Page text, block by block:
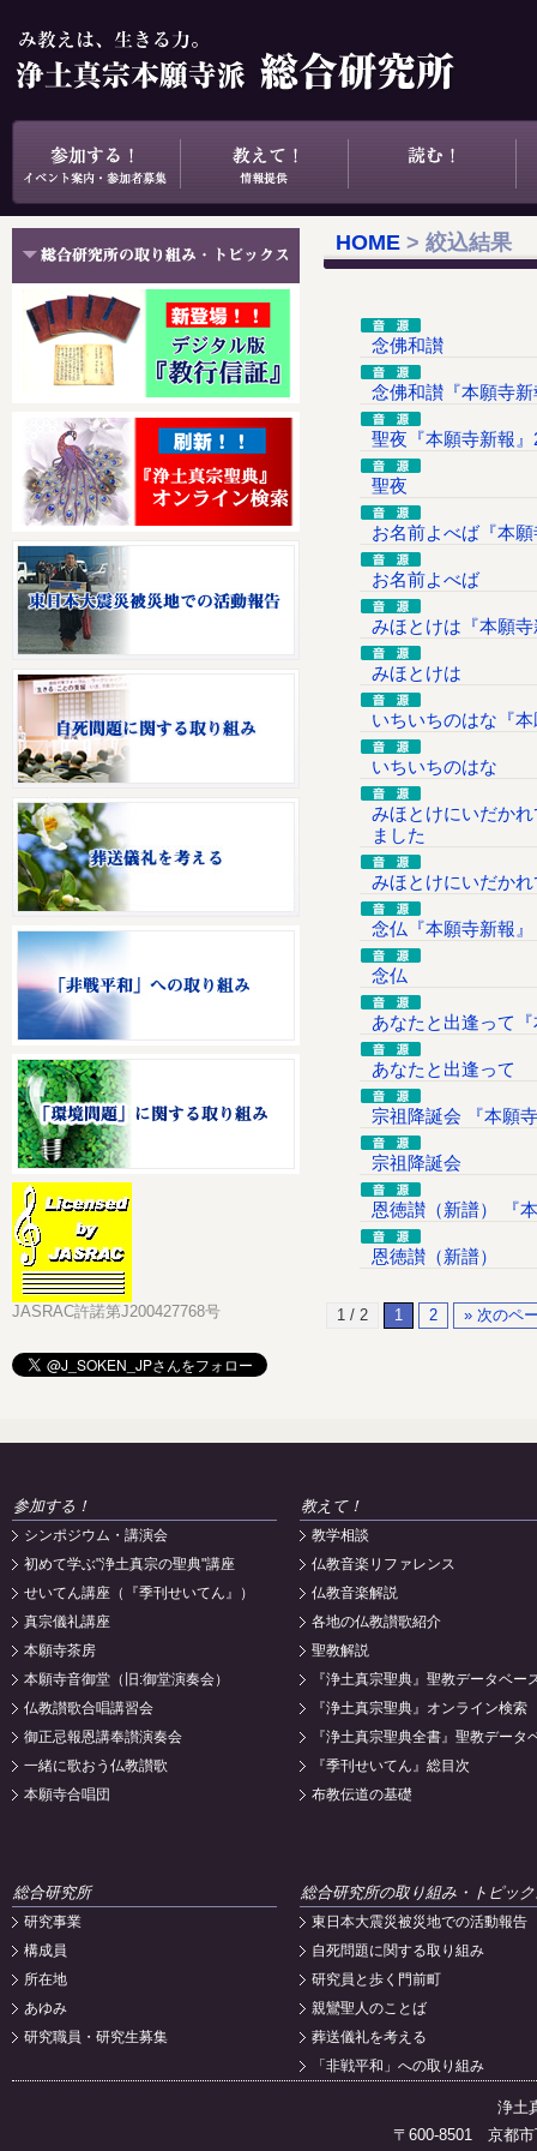
HOME > 絞込結果
念佛和讃
念佛和讃『本願寺
聖夜『本願寺新報
聖夜
お名前よべば『本
お名前よべば
みほとけは『本願
みほとけは
いちいちのはな『
いちいちのはな
みほとけにいだか
ました
みほとけにいだかれ
念仏『本願寺新報
念仏
あなたと出逢って
あなたと出逢って
宗祖降誕会 『本願
宗祖降誕会
恩徳讃（新譜） 『
恩徳讃（新譜）
1 / 2 1 2 » 次のペ
JASRAC許諾第J200427768号
参加する！
シンポジウム・講演会
初めて学ぶ"浄土真宗の聖典"講座
せいてん講座（『季刊せいてん』）
真宗儀礼講座
本願寺茶房
本願寺音御堂（旧:御堂演奏会）
仏教讃歌合唱講習会
御正忌報恩講奉讃演奏会
一緒に歌おう仏教讃歌
本願寺合唱団
教えて！
教学相談
仏教音楽リファレンス
仏教音楽解説
各地の仏教讃歌紹介
聖教解説
『浄土真宗聖典』聖教データベー
『浄土真宗聖典』オンライン検索
『浄土真宗聖典全書』聖教データ
『季刊せいてん』総目次
布教伝道の基礎
総合研究所
研究事業
構成員
所在地
あゆみ
研究職員・研究生募集
総合研究所の取り組み・トピッ
東日本大震災被災地での活動報告
自死問題に関する取り組み
研究員と歩く門前町
親鸞聖人のことば
葬送儀礼を考える
「非戦平和」への取り組み
浄土
〒600-8501 京都市